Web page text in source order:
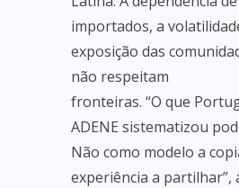
importados, a
exposição das
não respeitam
fronteiras. “O que
ADENE sistematizou
Não como modelo a
experiência a partilhar”,